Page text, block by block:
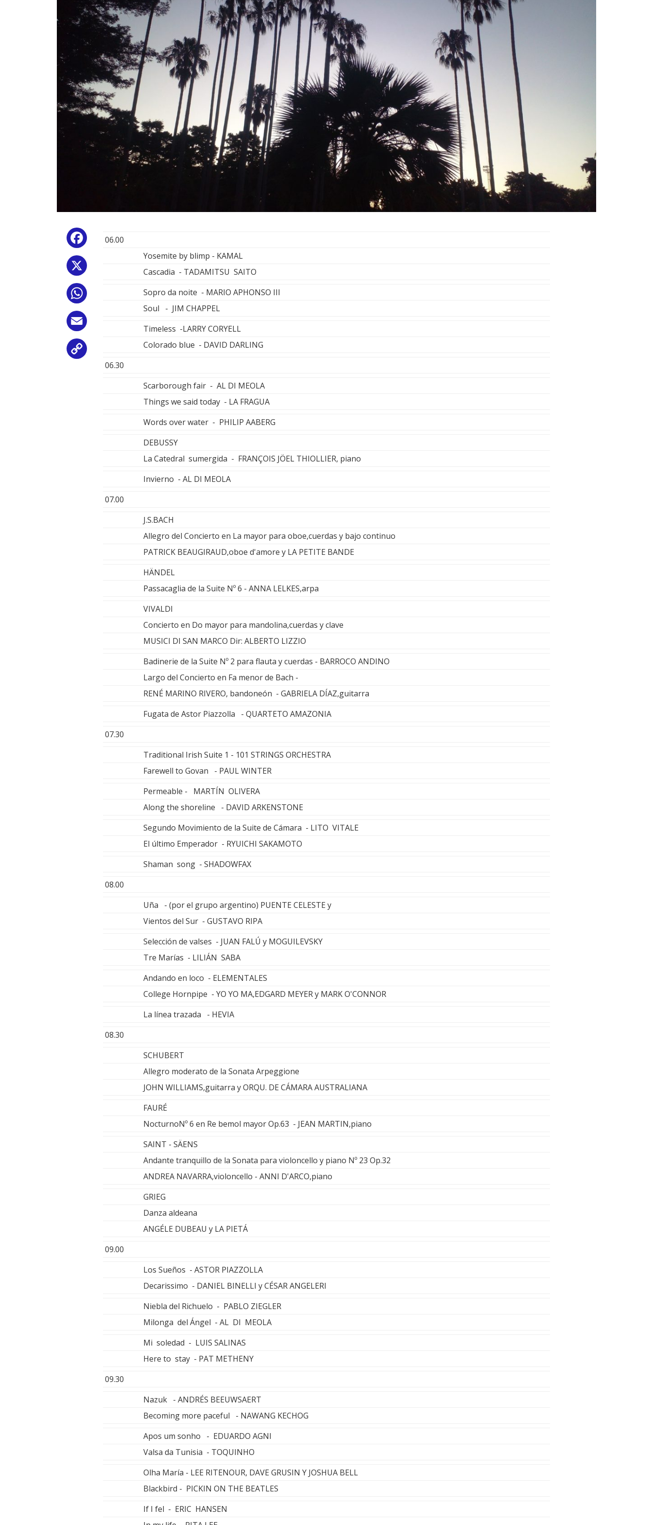
Facebook
06.00
Yosemite by blimp - KAMAL
Cascadia - TADAMITSU SAITO
Sopro da noite - MARIO APHONSO III
Soul - JIM CHAPPEL
Timeless -LARRY CORYELL
Colorado blue - DAVID DARLING
06.30
Scarborough fair - AL DI MEOLA
Things we said today - LA FRAGUA
Words over water - PHILIP AABERG
DEBUSSY
La Catedral sumergida - FRANÇOIS JÖEL THIOLLIER, piano
Invierno - AL DI MEOLA
07.00
J.S.BACH
Allegro del Concierto en La mayor para oboe,cuerdas y bajo continuo
PATRICK BEAUGIRAUD,oboe d'amore y LA PETITE BANDE
HÄNDEL
Passacaglia de la Suite Nº 6 - ANNA LELKES,arpa
VIVALDI
Concierto en Do mayor para mandolina,cuerdas y clave
MUSICI DI SAN MARCO Dir: ALBERTO LIZZIO
Badinerie de la Suite Nº 2 para flauta y cuerdas - BARROCO ANDINO
Largo del Concierto en Fa menor de Bach -
RENÉ MARINO RIVERO, bandoneón - GABRIELA DÍAZ,guitarra
Fugata de Astor Piazzolla - QUARTETO AMAZONIA
07.30
Traditional Irish Suite 1 - 101 STRINGS ORCHESTRA
Farewell to Govan - PAUL WINTER
Permeable - MARTÍN OLIVERA
Along the shoreline - DAVID ARKENSTONE
Segundo Movimiento de la Suite de Cámara - LITO VITALE
El último Emperador - RYUICHI SAKAMOTO
Shaman song - SHADOWFAX
08.00
Uña - (por el grupo argentino) PUENTE CELESTE y
Vientos del Sur - GUSTAVO RIPA
Selección de valses - JUAN FALÚ y MOGUILEVSKY
Tre Marías - LILIÁN SABA
Andando en loco - ELEMENTALES
College Hornpipe - YO YO MA,EDGARD MEYER y MARK O'CONNOR
La línea trazada - HEVIA
08.30
SCHUBERT
Allegro moderato de la Sonata Arpeggione
JOHN WILLIAMS,guitarra y ORQU. DE CÁMARA AUSTRALIANA
FAURÉ
NocturnoNº 6 en Re bemol mayor Op.63 - JEAN MARTIN,piano
SAINT - SÄENS
Andante tranquillo de la Sonata para violoncello y piano Nº 23 Op.32
ANDREA NAVARRA,violoncello - ANNI D'ARCO,piano
GRIEG
Danza aldeana
ANGÉLE DUBEAU y LA PIETÁ
09.00
Los Sueños - ASTOR PIAZZOLLA
Decarissimo - DANIEL BINELLI y CÉSAR ANGELERI
Niebla del Richuelo - PABLO ZIEGLER
Milonga del Ángel - AL DI MEOLA
Mi soledad - LUIS SALINAS
Here to stay - PAT METHENY
09.30
Nazuk - ANDRÉS BEEUWSAERT
Becoming more paceful - NAWANG KECHOG
Apos um sonho - EDUARDO AGNI
Valsa da Tunisia - TOQUINHO
Olha María - LEE RITENOUR, DAVE GRUSIN Y JOSHUA BELL
Blackbird - PICKIN ON THE BEATLES
If I fel - ERIC HANSEN